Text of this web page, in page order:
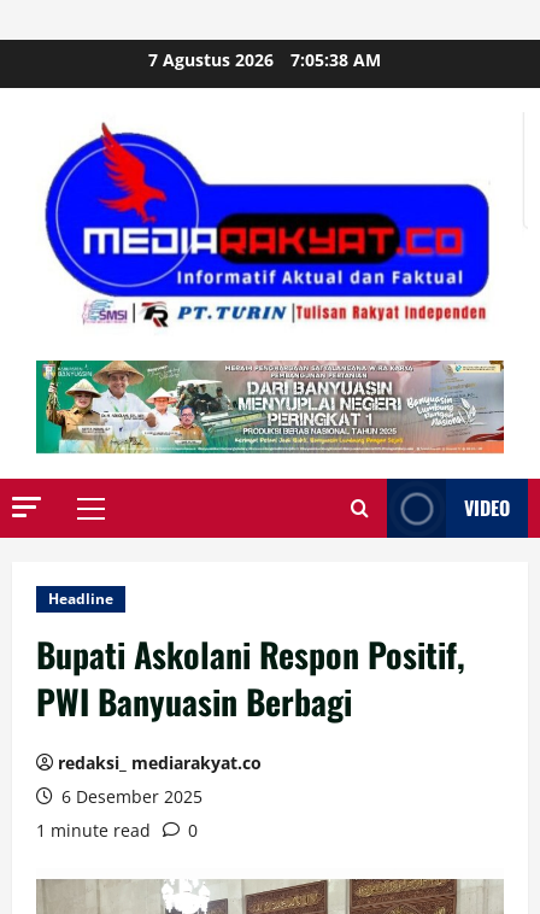
to
7 Agustus 2026 7:05:40 AM
Primary
VIDEO
Headline
Bupati Askolani Respon Positif,
PWI Banyuasin Berbagi
redaksi_ mediarakyat.co
6 Desember 2025
1 minute read
0